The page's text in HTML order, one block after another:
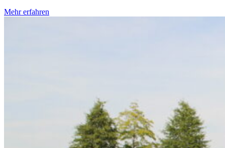
Mehr erfahren